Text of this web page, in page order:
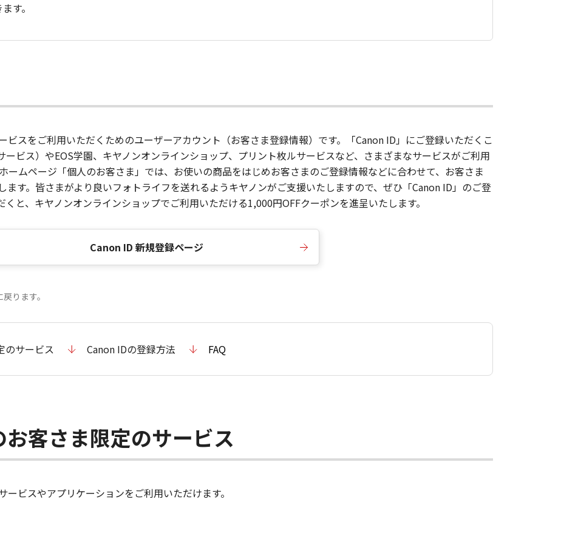
す。
ビスをご利用いただくためのユーザーアカウント（お客さま登録情報）です。「Canon ID」にご登録いただくこ
ービス）やEOS学園、キヤノンオンラインショップ、プリント枚ルサービスなど、さまざまなサービスがご利用
ームページ「個人のお客さま」では、お使いの商品をはじめお客さまのご登録情報などに合わせて、お客さま
す。皆さまがより良いフォトライフを送れるようキヤノンがご支援いたしますので、ぜひ「Canon ID」のご登
と、キヤノンオンラインショップでご利用いただける1,000円OFFクーポンを進呈いたします。
Canon ID 新規登録ページ
ります。
のサービス Canon IDの登録方法 FAQ
客さま限定のサービス
ービスやアプリケーションをご利用いただけます。